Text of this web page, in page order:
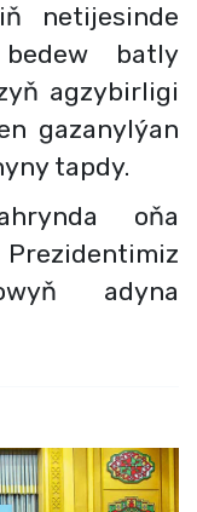
netijesinde
bedew batly
agzybirligi
gazanylýan
tapdy.
oňa
adyna